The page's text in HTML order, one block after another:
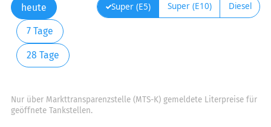
heute
7 Tage
28 Tage
Super (E5) Super (E10) Diesel
Nur über Markttransparenzstelle (MTS-K) gemeldete Literpreise für
geöffnete Tankstellen.